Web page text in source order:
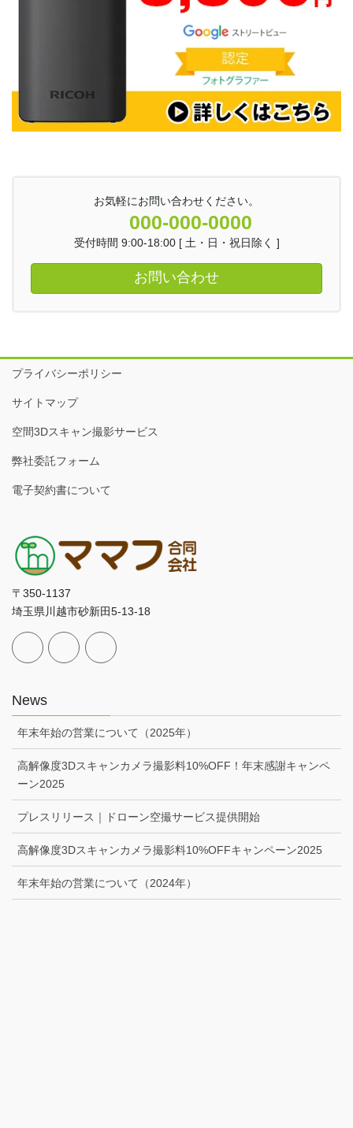
お気軽にお問い合わせください。
000-000-0000
受付時間 9:00-18:00 [ 土・日・祝日除く ]
お問い合わせ
プライバシーポリシー
サイトマップ
空間3Dスキャン撮影サービス
弊社委託フォーム
電子契約書について
〒350-1137
埼玉県川越市砂新田5-13-18
News
年末年始の営業について（2025年）
高解像度3Dスキャンカメラ撮影料10%OFF！年末感謝キャンペ
ーン2025
プレスリリース｜ドローン空撮サービス提供開始
高解像度3Dスキャンカメラ撮影料10%OFFキャンペーン2025
年末年始の営業について（2024年）